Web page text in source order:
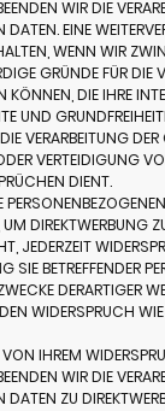
WIR DIE
DATEN. EINE
WENN WIR
GRÜNDE FÜR DIE
DIE IHRE
UND
VERARBEITUNG
VERTEIDIGUNG
DIENT.
UM DIREKTWERBUNG
JEDERZEIT
SIE BETREFFENDER
DERARTIGER
WIDERSPRUCH
IHREM
WIR DIE
DATEN ZU